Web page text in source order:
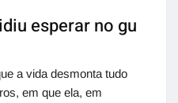
esperar no gu
a vida desmonta tudo
em que ela, em